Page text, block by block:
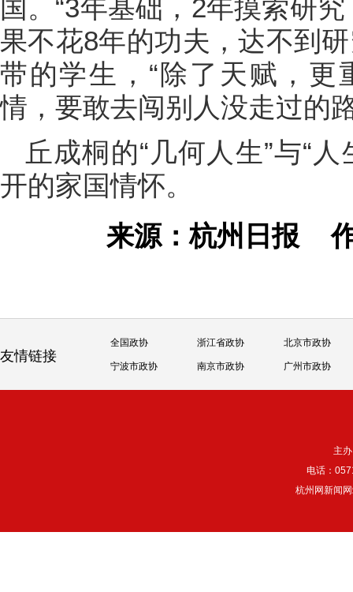
国。“3年基础，2年摸索研
果不花8年的功夫，达不到
带的学生，“除了天赋，
情，要敢去闯别人没走过的
丘成桐的“几何人生”与“
开的家国情怀。
来源：杭州日报
友情链接
全国政协 浙江省政协 北京市政协
宁波市政协 南京市政协 广州市政协
主
电话：
杭州网新闻